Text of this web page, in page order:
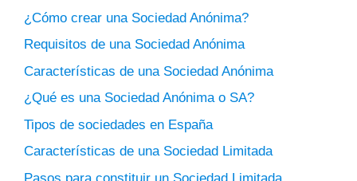
¿Cómo crear una Sociedad Anónima?
Requisitos de una Sociedad Anónima
Características de una Sociedad Anónima
¿Qué es una Sociedad Anónima o SA?
Tipos de sociedades en España
Características de una Sociedad Limitada
Pasos para constituir un Sociedad Limitada